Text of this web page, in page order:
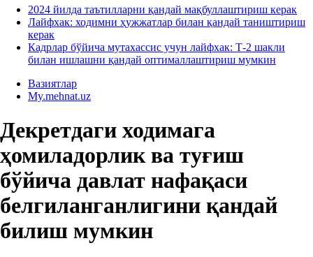
2024 йилда таътилларни қандай мақбуллаштириш керак
Лайфхак: ходимни ҳужжатлар билан қандай таништириш
керак
Кадрлар бўйича мутахассис учун лайфхак: Т-2 шакли
билан ишлашни қандай оптималлаштириш мумкин
Вазиятлар
My.mehnat.uz
Декретдаги ходимага
ҳомиладорлик ва туғиш
бўйича давлат нафақаси
белгиланганлигини қандай
билиш мумкин